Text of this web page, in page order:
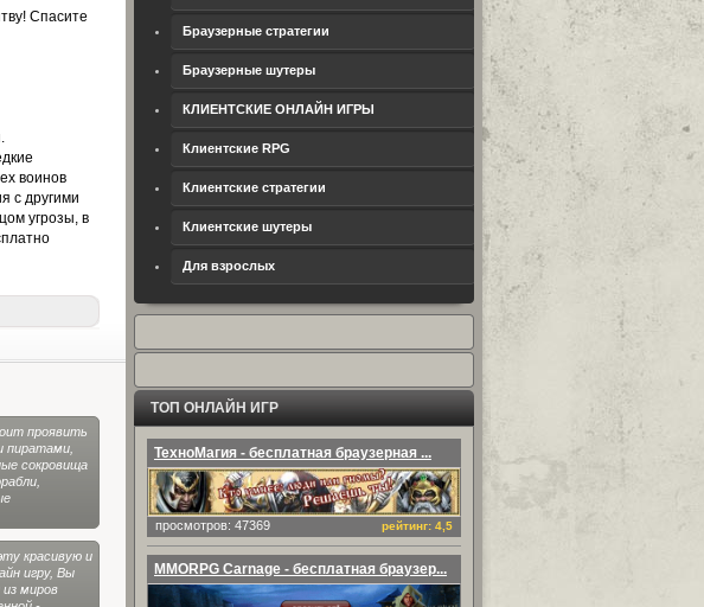
Спасите
воинов
с другими
угрозы, в
проявить
пиратами,
сокровища
красивую и
игру, Вы
из миров
Браузерные стратегии
Браузерные шутеры
КЛИЕНТСКИЕ ОНЛАЙН ИГРЫ
Клиентские RPG
Клиентские стратегии
Клиентские шутеры
Для взрослых
ТОП ОНЛАЙН ИГР
ТехноМагия - бесплатная браузерная ...
просмотров: 47369 рейтинг: 4,5
MMORPG Carnage - бесплатная браузер...